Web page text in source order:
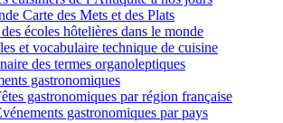
Carte des Mets et des Plats
écoles hôtelières dans le monde
et vocabulaire technique de cuisine
des termes organoleptiques
gastronomiques
gastronomiques par région française
gastronomiques par pays